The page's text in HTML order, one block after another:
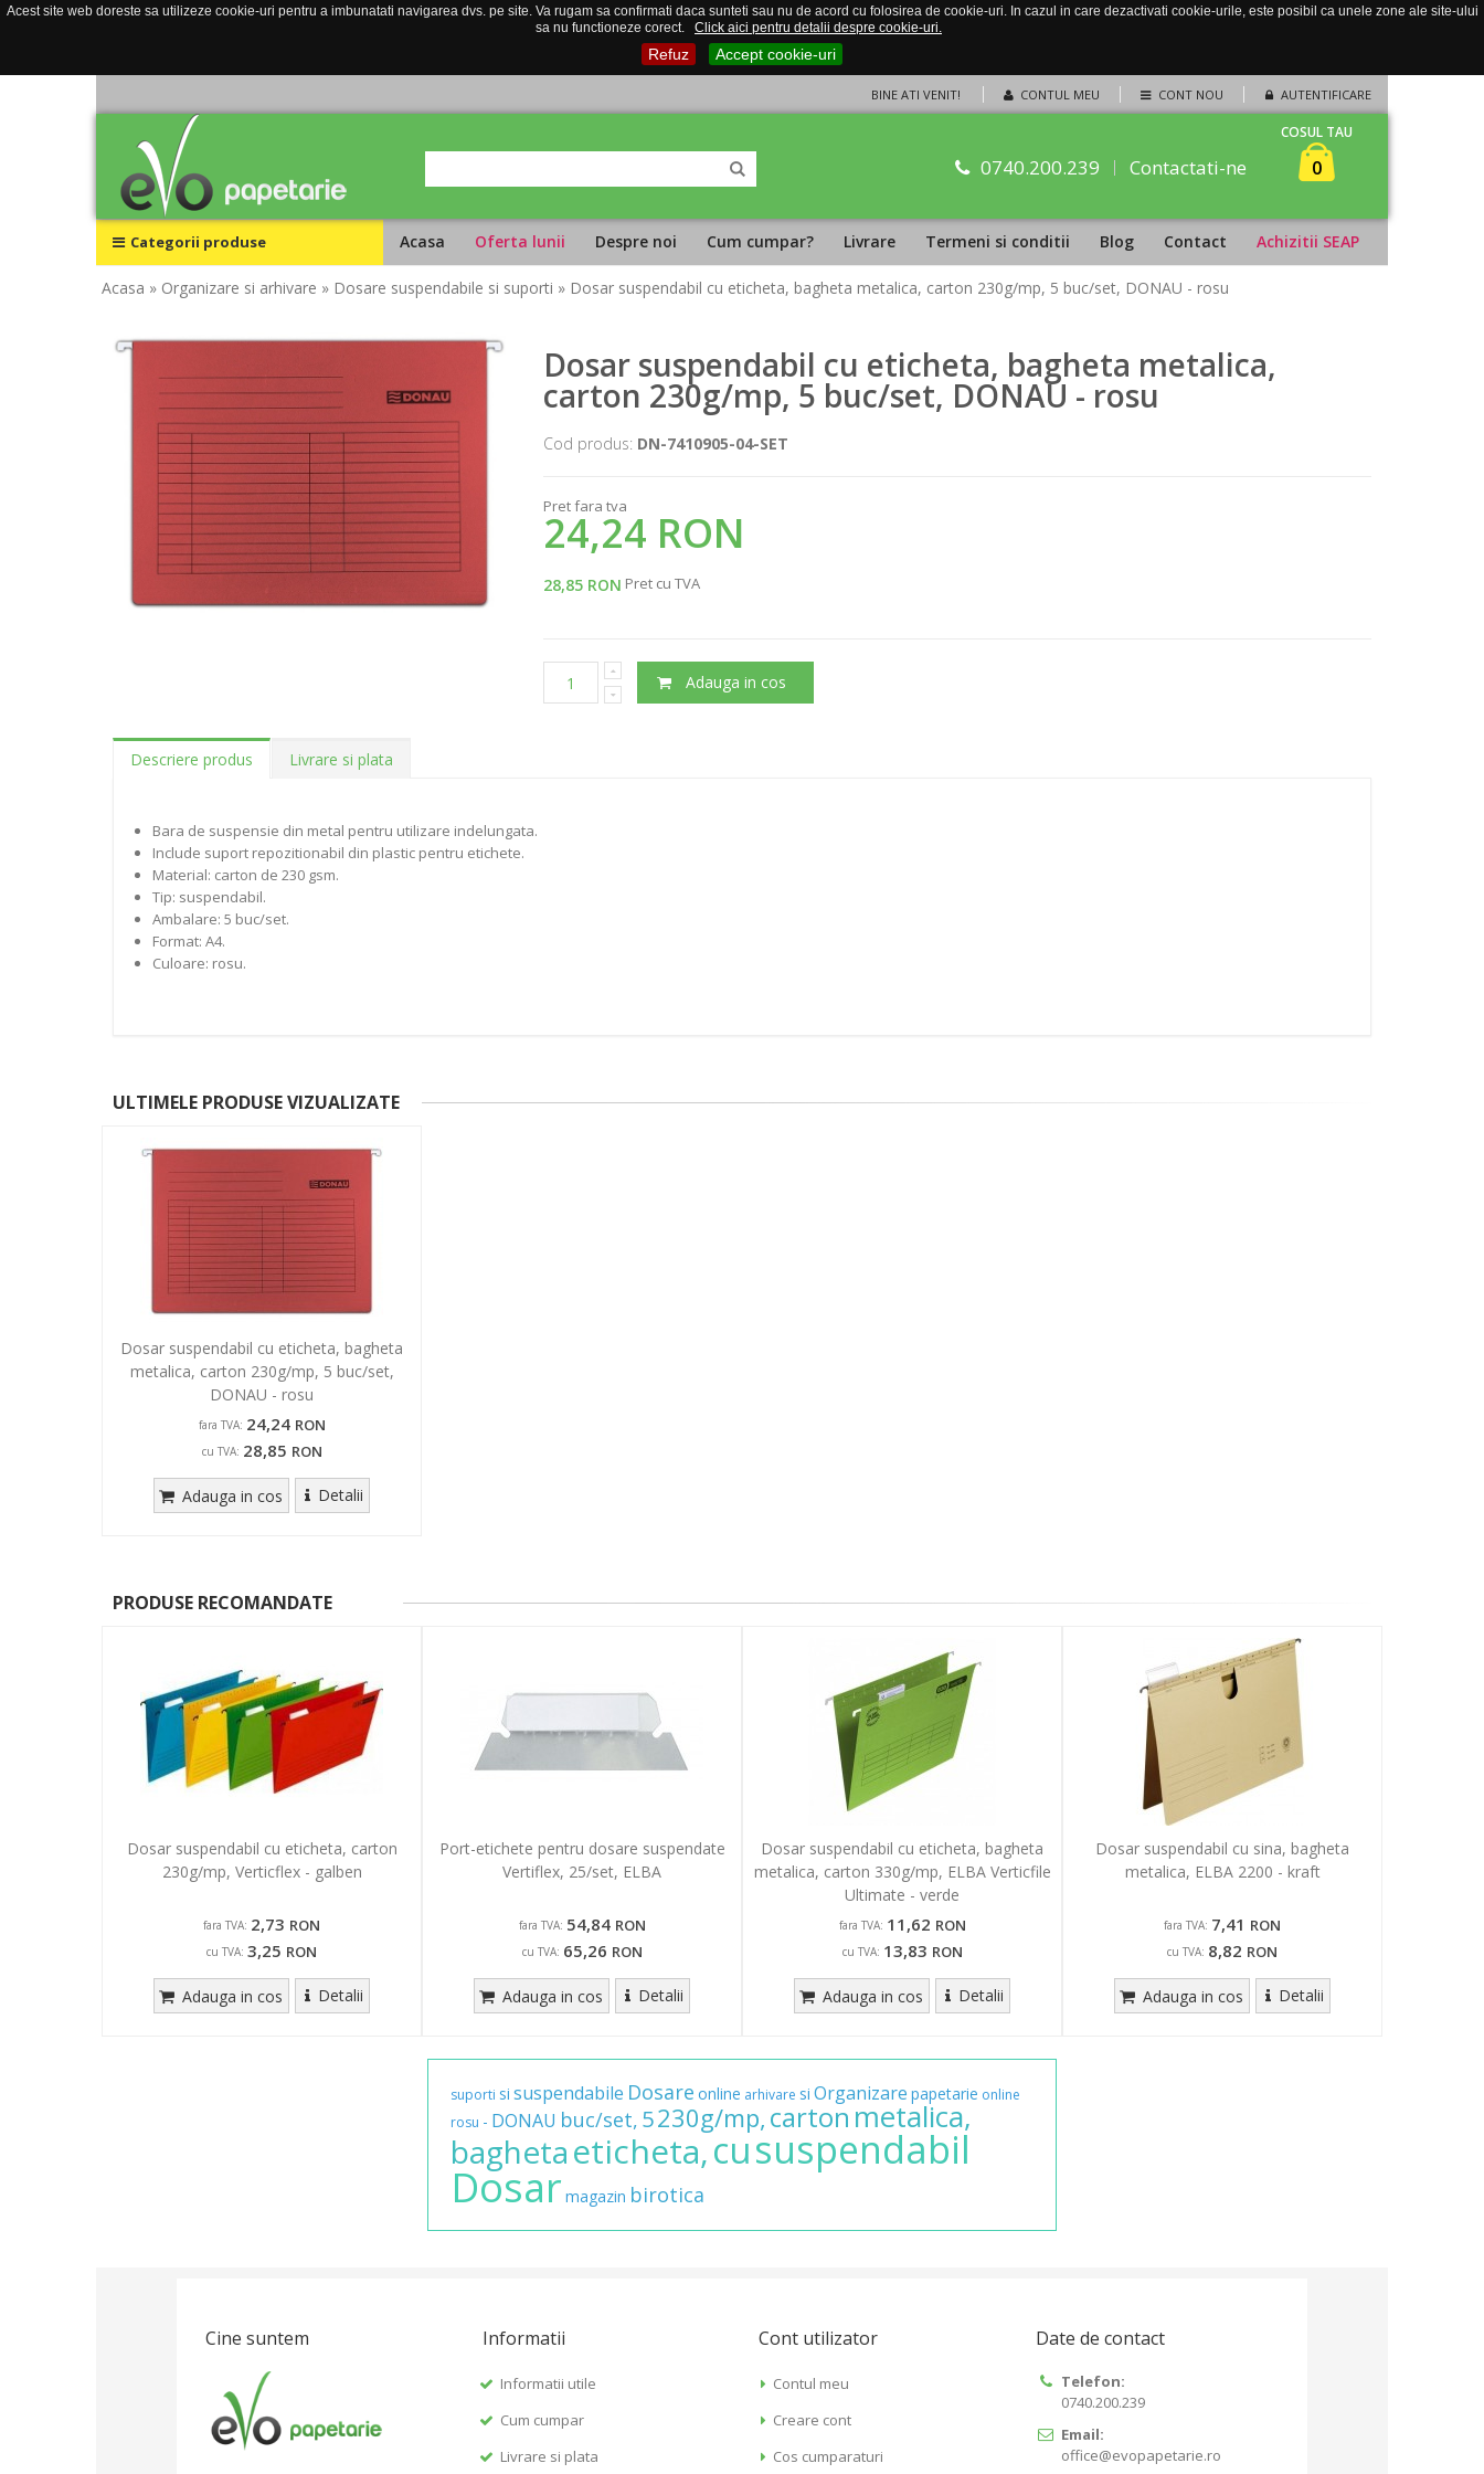
Acest site web doreste sa utilizeze cookie-uri pentru a imbunatati navigarea dvs. pe site. Va rugam sa confirmati daca sunteti sau nu de acord cu folosirea de cookie-uri. In cazul in care dezactivati cookie-urile, este posibil ca unele zone ale site-ului
sa nu functioneze corect.
Click aici pentru detalii despre cookie-uri.
Refuz Accept cookie-uri
CONTUL MEU CONT NOU AUTENTIFICARE
BINE ATI VENIT!
0740.200.239 Contactati-ne
COSUL TAU
0
Categorii produse Acasa Oferta lunii Despre noi Cum cumpar? Livrare Termeni si conditii Blog Contact Achizitii SEAP
Acasa » Organizare si arhivare » Dosare suspendabile si suporti » Dosar suspendabil cu eticheta, bagheta metalica, carton 230g/mp, 5 buc/set, DONAU - rosu
Dosar suspendabil cu eticheta, bagheta metalica,
carton 230g/mp, 5 buc/set, DONAU - rosu
Cod produs: DN-7410905-04-SET
Pret fara tva
24,24 RON
28,85 RON Pret cu TVA
Adauga in cos
Descriere produs Livrare si plata
Bara de suspensie din metal pentru utilizare indelungata.
Include suport repozitionabil din plastic pentru etichete.
Material: carton de 230 gsm.
Tip: suspendabil.
Ambalare: 5 buc/set.
Format: A4.
Culoare: rosu.
ULTIMELE PRODUSE VIZUALIZATE
Dosar suspendabil cu eticheta, bagheta
metalica, carton 230g/mp, 5 buc/set,
DONAU - rosu
fara TVA: 24,24 RON
cu TVA: 28,85 RON
Adauga in cos Detalii
PRODUSE RECOMANDATE
Dosar suspendabil cu eticheta, carton
230g/mp, Verticflex - galben
fara TVA: 2,73 RON
cu TVA: 3,25 RON
Adauga in cos Detalii
Port-etichete pentru dosare suspendate
Vertiflex, 25/set, ELBA
fara TVA: 54,84 RON
cu TVA: 65,26 RON
Adauga in cos Detalii
Dosar suspendabil cu eticheta, bagheta
metalica, carton 330g/mp, ELBA Verticfile
Ultimate - verde
fara TVA: 11,62 RON
cu TVA: 13,83 RON
Adauga in cos Detalii
Dosar suspendabil cu sina, bagheta
metalica, ELBA 2200 - kraft
fara TVA: 7,41 RON
cu TVA: 8,82 RON
Adauga in cos Detalii
suporti si suspendabile Dosare online arhivare si Organizare papetarie online
rosu - DONAU buc/set, 5230g/mp, carton metalica,
baghetaeticheta,cususpendabil
Dosar magazin birotica
Cine suntem Informatii
Informatii utile
Cum cumpar
Livrare si plata
Cont utilizator
Contul meu
Creare cont
Cos cumparaturi
Date de contact
Telefon:
0740.200.239
Email:
office@evopapetarie.ro